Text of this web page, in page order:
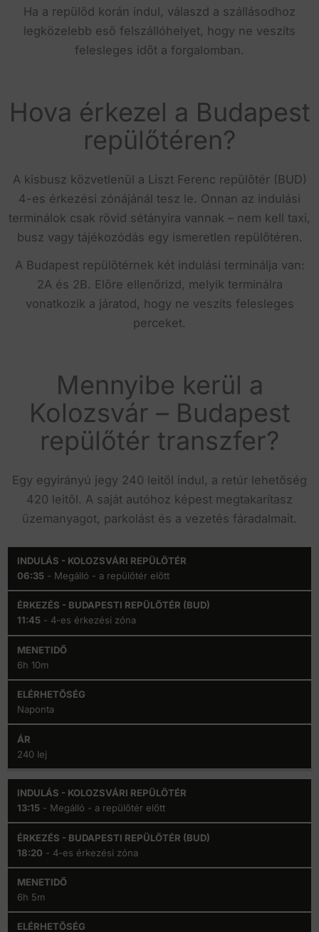
Ha a repülőd korán indul, válaszd a szállásodhoz
legközelebb eső felszállóhelyet, hogy ne veszíts
felesleges időt a forgalomban.
Hova érkezel a Budapest
repülőtéren?
A kisbusz közvetlenül a Liszt Ferenc repülőtér (BUD)
4-es érkezési zónájánál tesz le. Onnan az indulási
terminálok csak rövid sétányira vannak – nem kell taxi,
busz vagy tájékozódás egy ismeretlen repülőtéren.
A Budapest repülőtérnek két indulási terminálja van:
2A és 2B. Előre ellenőrizd, melyik terminálra
vonatkozik a járatod, hogy ne veszíts felesleges
perceket.
Mennyibe kerül a
Kolozsvár – Budapest
repülőtér transzfer?
Egy egyirányú jegy 240 leitől indul, a retúr lehetőség
420 leitől. A saját autóhoz képest megtakarítasz
üzemanyagot, parkolást és a vezetés fáradalmait.
Indulás -
Kolozsvári
Repülötér
Érkezés -
Budapesti
Repülötér
(BUD)
Menetidő
06:35 - Megálló - a repülőtér előtt
11:45 - 4-es érkezési zóna
6h 10m
Naponta
240 lej
13:15 - Megálló - a repülőtér előtt
18:20 - 4-es érkezési zóna
6h 5m